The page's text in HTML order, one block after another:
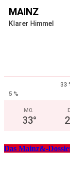
MAINZ
Klarer Himmel
33
5 %
MO.
33°
Das Mainz&-